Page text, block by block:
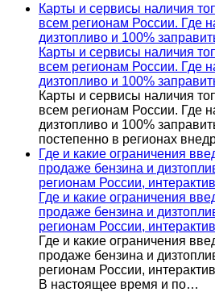
Карты и сервисы наличия
всем регионам России. Где
дизтопливо и 100%
Карты и сервисы наличия
всем регионам России. Где
дизтопливо и 100%
Карты и сервисы наличия
всем регионам России. Где
дизтопливо и 100%
постепенно в регионах
Где и какие ограничения
продаже бензина и
регионам России,
Где и какие ограничения
продаже бензина и
регионам России,
Где и какие ограничения
продаже бензина и
регионам России,
В настоящее время и по…